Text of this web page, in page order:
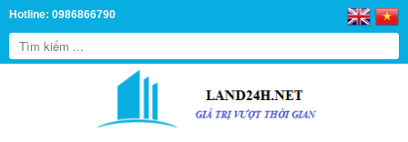
Hotline: 0986866790